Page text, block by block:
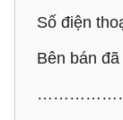
Số
Bên bán